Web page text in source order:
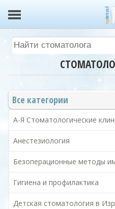
Все категории
А-Я Стоматологические
Анестезиология
Безоперационные методы
Гигиена и профилактика
Детская стоматология в